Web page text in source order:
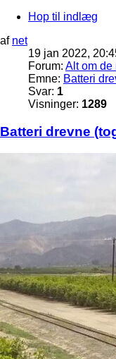
Hop til indlæg
af net
19 jan 2022,
Forum: Alt om de
Emne: Batteri
Svar: 1
Visninger: 1289
Batteri drevne